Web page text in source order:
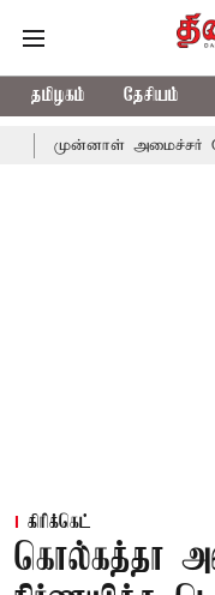
தமிழகம் தேசியம்
அமைச்சர் பொன்முடிக்கு
கிரிக்கெட்
கொல்கத்தா